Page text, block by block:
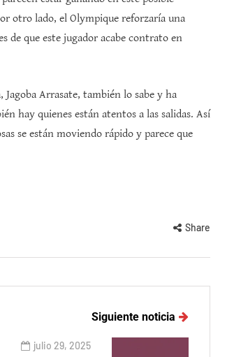
otro lado, el Olympique reforzaría una
de que este jugador acabe contrato en
Arrasate, también lo sabe y ha
hay quienes están atentos a las salidas. Así
se están moviendo rápido y parece que
Share
Siguiente noticia
julio 29, 2025